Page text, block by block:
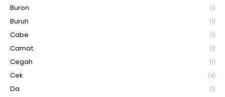
Buron (1)
Buruh (1)
Cabe (1)
Camat (1)
Cegah (1)
Cek (4)
Da (1)